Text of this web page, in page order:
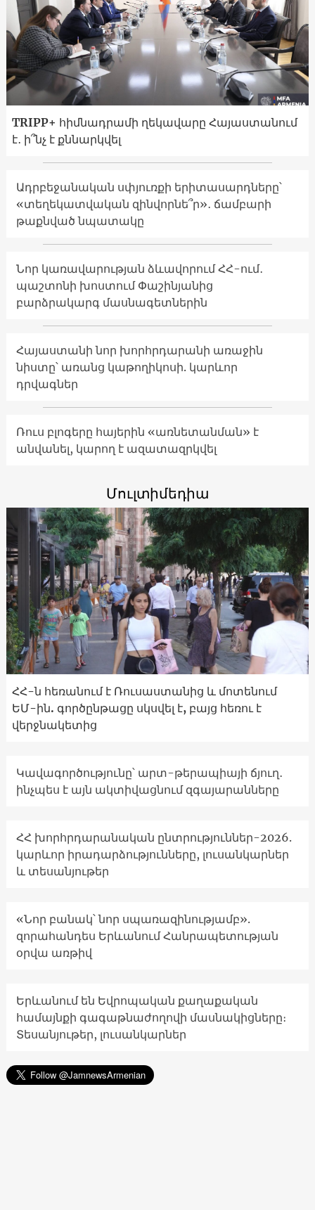
TRIPP+ հիմնադրամի ղեկավարը Հայաստանում
է․ ի՞նչ է քննարկվել
Ադրբեջանական սփյուռքի երիտասարդները՝
«տեղեկատվական զինվորնե՞ր»․ ճամբարի
թաքնված նպատակը
Նոր կառավարության ձևավորում ՀՀ-ում․
պաշտոնի խոստում Փաշինյանից
բարձրակարգ մասնագետներին
Հայաստանի նոր խորհրդարանի առաջին
նիստը՝ առանց կաթողիկոսի. կարևոր
դրվագներ
Ռուս բլոգերը հայերին «առնետանման» է
անվանել, կարող է ազատազրկվել
Մուլտիմեդիա
ՀՀ-ն հեռանում է Ռուսաստանից և մոտենում
ԵՄ-ին. գործընթացը սկսվել է, բայց հեռու է
վերջնակետից
Կավագործությունը՝ արտ-թերապիայի ճյուղ․
ինչպես է այն ակտիվացնում զգայարանները
ՀՀ խորհրդարանական ընտրություններ-2026.
կարևոր իրադարձությունները, լուսանկարներ
և տեսանյութեր
«Նոր բանակ՝ նոր սպառազինությամբ».
զորահանդես Երևանում Հանրապետության
օրվա առթիվ
Երևանում են Եվրոպական քաղաքական
համայնքի գագաթնաժողովի մասնակիցները։
Տեսանյութեր, լուսանկարներ